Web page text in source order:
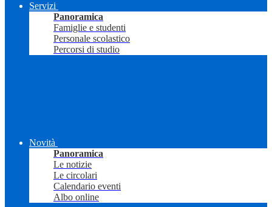
Servizi
Panoramica
Famiglie e studenti
Personale scolastico
Percorsi di studio
Novità
Panoramica
Le notizie
Le circolari
Calendario eventi
Albo online